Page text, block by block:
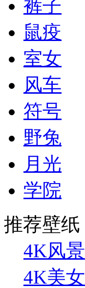
裤子
鼠疫
室女
风车
符号
野兔
月光
学院
推荐壁纸
4K风景
4K美女